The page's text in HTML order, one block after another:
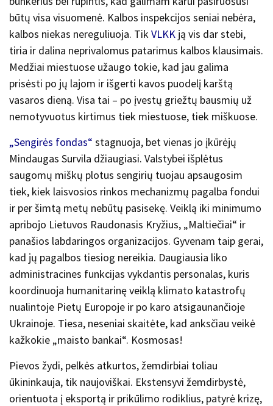
būtų visa visuomenė. Kalbos inspekcijos seniai nebėra,
kalbos niekas nereguliuoja. Tik VLKK ją vis dar stebi,
tiria ir dalina neprivalomus patarimus kalbos klausimais.
Medžiai miestuose užaugo tokie, kad jau galima
prisėsti po jų lajom ir išgerti kavos puodelį karštą
vasaros dieną. Visa tai – po įvestų griežtų bausmių už
nemotyvuotus kirtimus tiek miestuose, tiek miškuose.
„Sengirės fondas“ stagnuoja, bet vienas jo įkūrėjų
Mindaugas Survila džiaugiasi. Valstybei išplėtus
saugomų miškų plotus sengirių tuojau apsaugosim
tiek, kiek laisvosios rinkos mechanizmų pagalba fondui
ir per šimtą metų nebūtų pasisekę. Veiklą iki minimumo
apribojo Lietuvos Raudonasis Kryžius, „Maltiečiai“ ir
panašios labdaringos organizacijos. Gyvenam taip gerai,
kad jų pagalbos tiesiog nereikia. Daugiausia liko
administracines funkcijas vykdantis personalas, kuris
koordinuoja humanitarinę veiklą klimato katastrofų
nualintoje Pietų Europoje ir po karo atsigaunančioje
Ukrainoje. Tiesa, neseniai skaitėte, kad anksčiau veikė
kažkokie „maisto bankai“. Kosmosas!
Pievos žydi, pelkės atkurtos, žemdirbiai toliau
ūkininkauja, tik naujoviškai. Ekstensyvi žemdirbystė,
orientuota į eksportą ir prikūlimo rodiklius, patyrė krizę,